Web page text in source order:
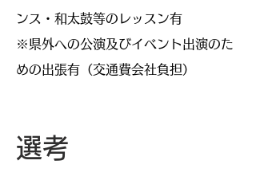
ンス・和太鼓等のレッスン有
※県外への公演及びイベント出演のた
めの出張有（交通費会社負担）
選考